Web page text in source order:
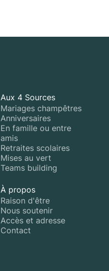
Aux 4 Sources
Mariages champêtres
Anniversaires
En famille ou entre
amis
Retraites scolaires
Mises au vert
Teams building
À propos
Raison d'être
Nous soutenir
Accès et adresse
Contact